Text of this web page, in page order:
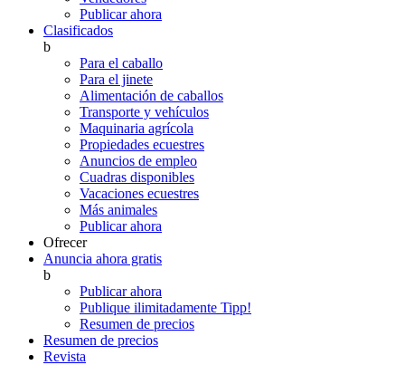
Publicar ahora
Clasificados
b
Para el caballo
Para el jinete
Alimentación de caballos
Transporte y vehículos
Maquinaria agrícola
Propiedades ecuestres
Anuncios de empleo
Cuadras disponibles
Vacaciones ecuestres
Más animales
Publicar ahora
Ofrecer
Anuncia ahora gratis
b
Publicar ahora
Publique ilimitadamente Tipp!
Resumen de precios
Resumen de precios
Revista